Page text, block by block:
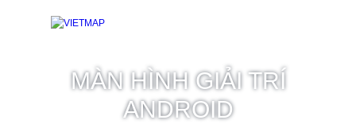
MÀN HÌNH GIẢI TRÍ
ANDROID